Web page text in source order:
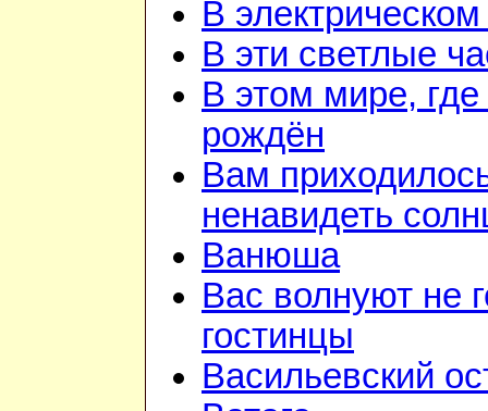
В
В эти светлые
В этом мире,
рождён
Вам
ненавидеть
Ванюша
Вас волнуют не
гостинцы
Васильевский